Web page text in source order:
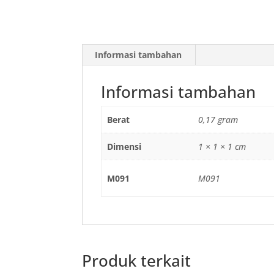
Informasi tambahan
Informasi tambahan
Berat 0,17 gram
Dimensi 1 × 1 × 1 cm
M091 M091
Produk terkait